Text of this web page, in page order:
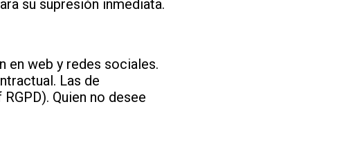
su supresión inmediata.
en web y redes sociales.
Las de
Quien no desee